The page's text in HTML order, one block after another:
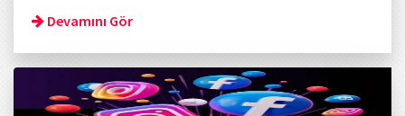
Devamını Gör